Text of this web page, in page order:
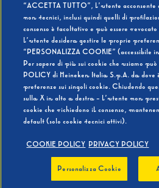
BEVI
“ACCETTA TUTTO”, l’utente
non tecnici, inclusi quindi quelli di
consenso è facoltativo e può essere
l’utente desidera gestire le proprie
“PERSONALIZZA COOKIE” (accessibile
Per sapere di più sui cookie che usiamo
POLICY di Heineken Italia S.p.A. da dove
preferenze sui singoli cookie. Chiudendo
sulla X in alto a destra - l’utente non
cookie che richiedono il consenso,
default (solo cookie tecnici attivi).
COOKIE POLICY PRIVACY POLICY
Personalizza Cookie